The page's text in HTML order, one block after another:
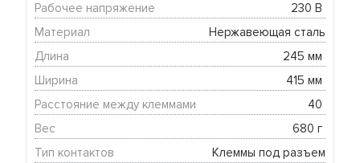
Рабочее напряжение
230 В
Материал
Нержавеющая сталь
Длина
245 мм
Ширина
415 мм
Расстояние между клеммами
40
Вес
680 г
Тип контактов
Клеммы под разъем